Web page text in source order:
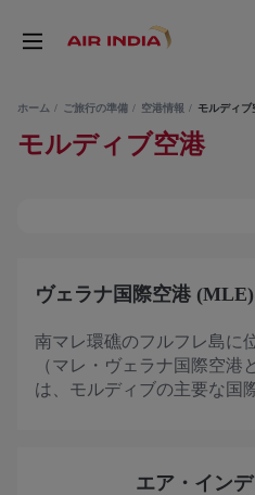
ホーム ご旅行の準備 空港情報 モルディブ
モルディブ空港
ヴェラナ国際空港 (MLE)
南マレ環礁のフルフレ島に
（マレ・ヴェラナ国際空港
は、モルディブの主要な国
エア・イン